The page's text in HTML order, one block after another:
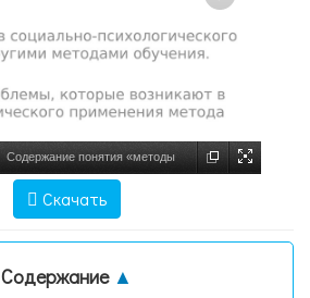
Содержание понятия «методы
слайд №1
Скачать
Содержание ▲